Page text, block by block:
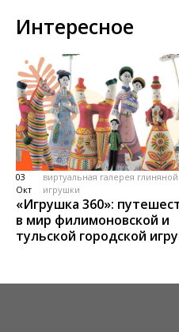
Интересное
03
Окт
виртуальная галерея глиняной
игрушки
«Игрушка 360»:
в мир филимоновской и
тульской городской